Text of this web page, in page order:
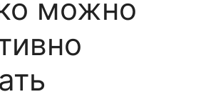
можно